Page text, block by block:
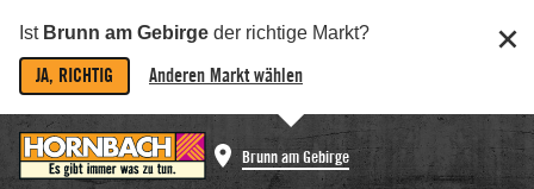
Ist Brunn am Gebirge der richtige Markt?
JA, RICHTIG Anderen Markt wählen
Brunn am Gebirge